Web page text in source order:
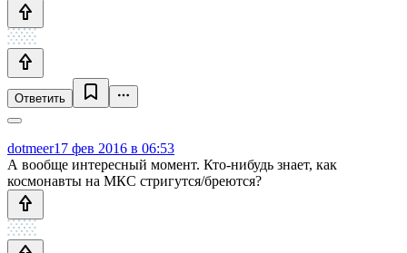
Ответить
dotmeer17 фев 2016 в 06:53
А вообще интересный момент. Кто-нибудь знает, как
космонавты на МКС стригутся/бреются?